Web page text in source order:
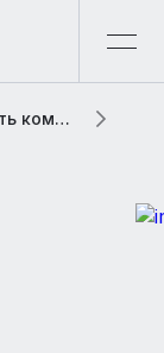
Купить коммерческую недвижимость